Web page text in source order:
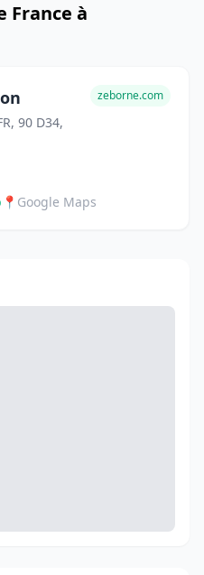
France à
90 D34,
zeborne.com
📍 Google Maps